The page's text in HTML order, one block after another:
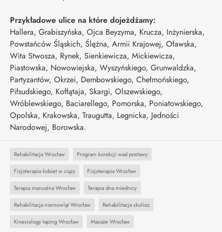
Przykładowe ulice na które dojeżdżamy:
Hallera, Grabiszyńska, Ojca Beyzyma, Krucza, Inżynierska,
Powstańców Śląskich, Ślężna, Armii Krajowej, Oławska,
Wita Stwosza, Rynek, Sienkiewicza, Mickiewicza,
Piastowska, Nowowiejska, Wyszyńskiego, Grunwaldzka,
Partyzantów, Okrzei, Dembowskiego, Chełmońskiego,
Piłsudskiego, Kołłątaja, Skargi, Olszewskiego,
Wróblewskiego, Baciarellego, Pomorska, Poniatowskiego,
Opolska, Krakowska, Traugutta, Legnicka, Jedności
Narodowej, Borowska.
Rehabilitacja Wrocław Program korekcji wad postawy
Fizjoterapia kobiet w ciąży Fizjoterapia Wrocław
Terapia manualna Wrocław Terapia dna miednicy
Rehabilitacja niemowląt Wrocław Rehabilitacja skolioz
Kinesiology taping Wrocław Masaże Wrocław